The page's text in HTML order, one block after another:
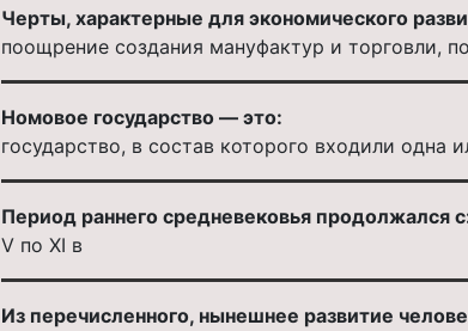
Черты, характерные для экономического
поощрение создания мануфактур и торговли,
Номовое государство — это:
государство, в состав которого входили одна
Период раннего средневековья продолжался
V по XI в
Из перечисленного, нынешнее развитие